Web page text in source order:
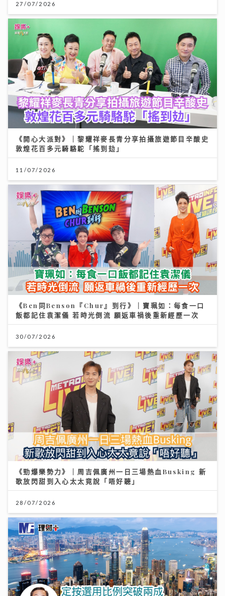
27/07/2026
《開心大派對》｜黎耀祥麥長青分享拍攝旅遊節目辛酸史
敦煌花百多元騎駱駝「搖到攰」
11/07/2026
《Ben同Benson『Chur』到行》｜寶珮如：每食一口
飯都記住袁潔儀 若時光倒流 願返車禍後重新經歷一次
30/07/2026
《勁爆樂勢力》｜周吉佩廣州一日三場熱血Busking 新
歌放閃甜到入心太太竟說「唔好聽」
28/07/2026
06/08/2026
《原來生活好快樂》｜張馳豪大嘆拍劇未獻熒幕初吻 新
歌《樂活道》玩出新鮮感唱功大有進步
04/08/2026
動漫節2026｜「新城廣播」大會指定全媒體 「Z 世代咪
高峰show」以「我們的收藏品」為主題 眾歌手傾力獻唱
交流收藏故事
24/07/2026
【#豐味旅程】銅鑼灣深夜備長炭燒鳥 超抵 Omakase
十多道味覺旅程：雞蠔肉雞頸雞肝極致火候藝術
23/07/2026